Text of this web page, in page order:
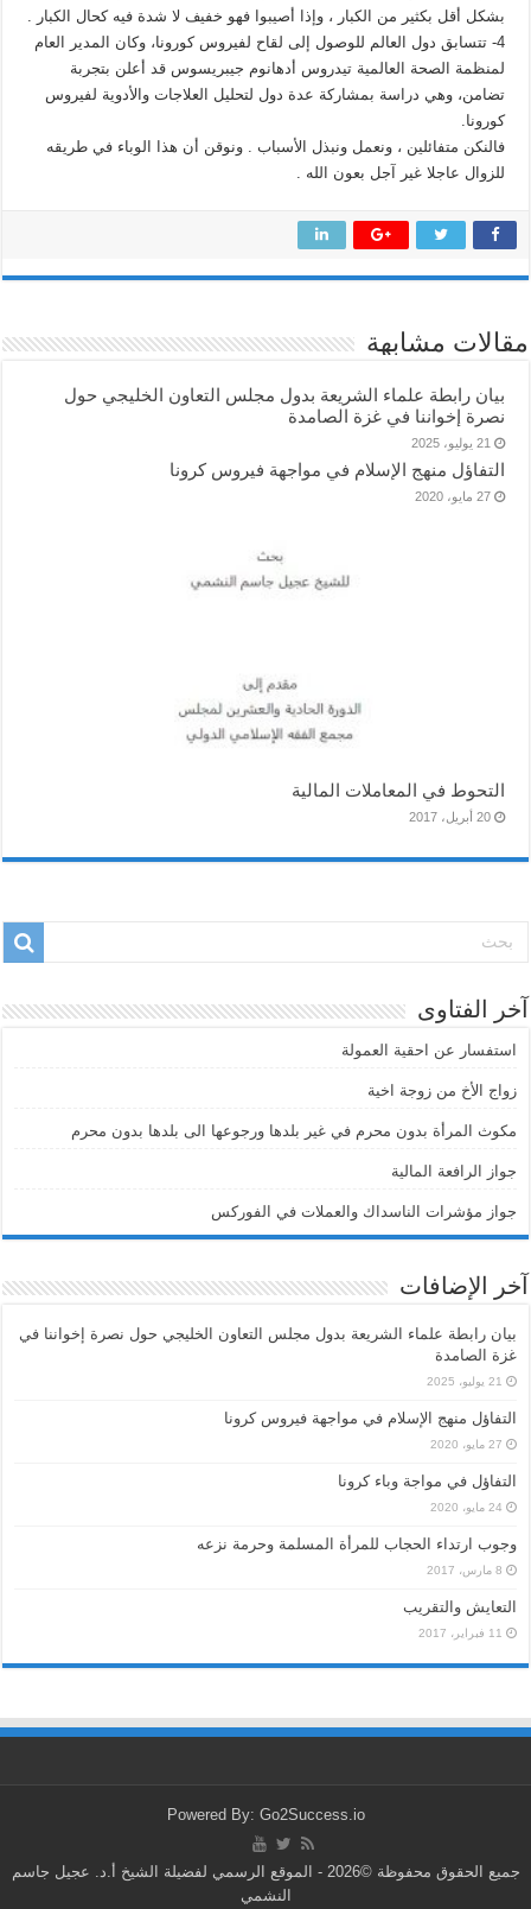
بشكل أقل بكثير من الكبار ، وإذا أصيبوا فهو خفيف لا شدة فيه كحال الكبار .
4- تتسابق دول العالم للوصول إلى لقاح لفيروس كورونا، وكان المدير العام
لمنظمة الصحة العالمية تيدروس أدهانوم جيبريسوس قد أعلن بتجربة
تضامن، وهي دراسة بمشاركة عدة دول لتحليل العلاجات والأدوية لفيروس
كورونا.
فالنكن متفائلين ، ونعمل ونبذل الأسباب . ونوقن أن هذا الوباء في طريقه
للزوال عاجلا غير آجل بعون الله .
مقالات مشابهة
بيان رابطة علماء الشريعة بدول مجلس التعاون الخليجي حول
نصرة إخواننا في غزة الصامدة
21 يوليو، 2025
التفاؤل منهج الإسلام في مواجهة فيروس كرونا
27 مايو، 2020
التحوط في المعاملات المالية
20 أبريل، 2017
آخر الفتاوى
استفسار عن احقية العمولة
زواج الأخ من زوجة اخية
مكوث المرأة بدون محرم في غير بلدها ورجوعها الى بلدها بدون محرم
جواز الرافعة المالية
جواز مؤشرات الناسداك والعملات في الفوركس
آخر الإضافات
بيان رابطة علماء الشريعة بدول مجلس التعاون الخليجي حول نصرة إخواننا في
غزة الصامدة
21 يوليو، 2025
التفاؤل منهج الإسلام في مواجهة فيروس كرونا
27 مايو، 2020
التفاؤل في مواجة وباء كرونا
24 مايو، 2020
وجوب ارتداء الحجاب للمرأة المسلمة وحرمة نزعه
8 مارس، 2017
التعايش والتقريب
11 فبراير، 2017
Powered By: Go2Success.io
جميع الحقوق محفوظة ©2026 - الموقع الرسمي لفضيلة الشيخ أ.د. عجيل جاسم
النشمي